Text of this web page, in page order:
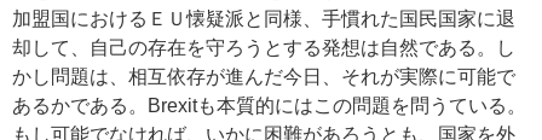
加盟国におけるＥＵ懐疑派と同様、手慣れた国民国家に退
却して、自己の存在を守ろうとする発想は自然である。し
かし問題は、相互依存が進んだ今日、それが実際に可能で
あるかである。Brexitも本質的にはこの問題を問うている。
もし可能でなければ、いかに困難があろうとも、国家を外